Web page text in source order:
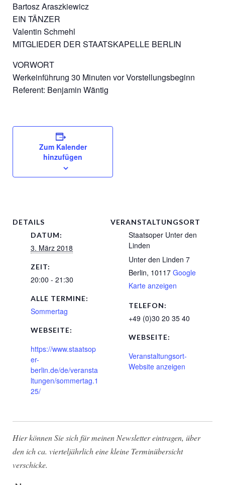
Bartosz Araszkiewicz
EIN TÄNZER
Valentin Schmehl
MITGLIEDER DER STAATSKAPELLE BERLIN
VORWORT
Werkeinführung 30 Minuten vor Vorstellungsbeginn
Referent: Benjamin Wäntig
Zum Kalender
hinzufügen
DETAILS
DATUM:
3. März 2018
ZEIT:
20:00 - 21:30
ALLE TERMINE:
Sommertag
WEBSEITE:
https://www.staatsop
er-
berlin.de/de/veransta
ltungen/sommertag.1
25/
VERANSTALTUNGSORT
Staatsoper Unter den
Linden
Unter den Linden 7
Berlin, 10117 Google
Karte anzeigen
TELEFON:
+49 (0)30 20 35 40
WEBSEITE:
Veranstaltungsort-
Website anzeigen
Hier können Sie sich für meinen Newsletter eintragen, über
den ich ca. vierteljährlich eine kleine Terminübersicht
verschicke.